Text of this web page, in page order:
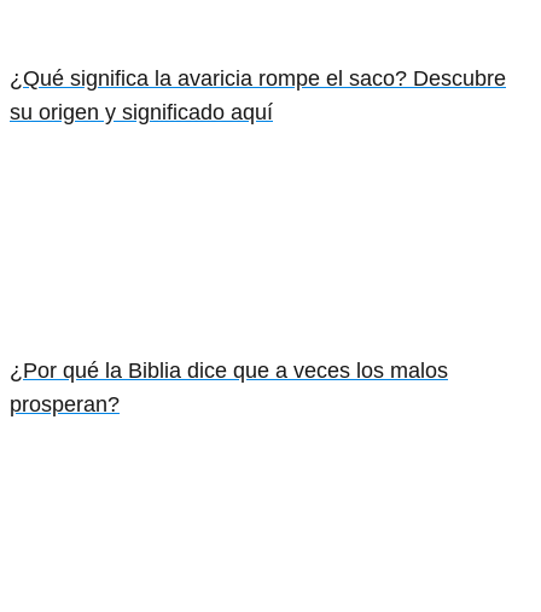
¿Qué significa la avaricia rompe el saco? Descubre
su origen y significado aquí
¿Por qué la Biblia dice que a veces los malos
prosperan?